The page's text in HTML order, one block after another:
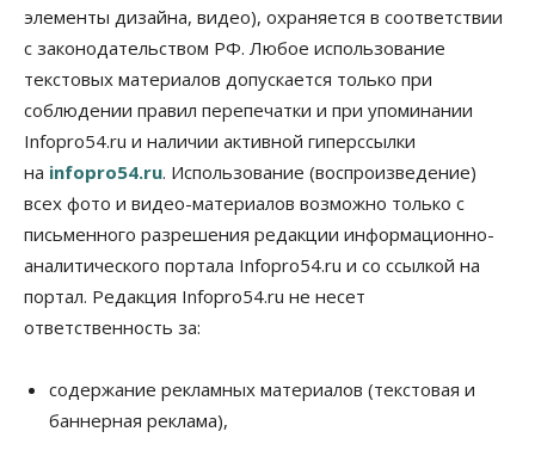
Бизнес
В аэропорту Толмачёво завершены работы по
бетонированию рулежных дорожек
07 Августа 2026, 17:00
Бизнес Общество
Новосибирцы стали реже оформлять
дома по упрощенной схеме
07 Августа 2026, 16:00
Общество Право&Порядок
Роспотребнадзор изъял почти полторы тонны
мяса в Новосибирской области
Расходы новосибирцев на спорт выросли на 40%
за полгода
07 Августа 2026, 14:35
элементы дизайна, видео), охраняется в соответствии
с законодательством РФ. Любое использование
текстовых материалов допускается только при
соблюдении правил перепечатки и при упоминании
Infopro54.ru и наличии активной гиперссылки
на infopro54.ru. Использование (воспроизведение)
всех фото и видео-материалов возможно только с
письменного разрешения редакции информационно-
аналитического портала Infopro54.ru и со ссылкой на
портал. Редакция Infopro54.ru не несет
ответственность за:
содержание рекламных материалов (текстовая и
баннерная реклама),